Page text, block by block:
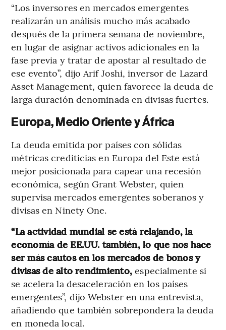
“Los inversores en mercados emergentes
realizarán un análisis mucho más acabado
después de la primera semana de noviembre,
en lugar de asignar activos adicionales en la
fase previa y tratar de apostar al resultado de
ese evento”, dijo Arif Joshi, inversor de Lazard
Asset Management, quien favorece la deuda de
larga duración denominada en divisas fuertes.
Europa, Medio Oriente y África
La deuda emitida por países con sólidas
métricas crediticias en Europa del Este está
mejor posicionada para capear una recesión
económica, según Grant Webster, quien
supervisa mercados emergentes soberanos y
divisas en Ninety One.
“La actividad mundial se está relajando, la
economía de EE.UU. también, lo que nos hace
ser más cautos en los mercados de bonos y
divisas de alto rendimiento,especialmente si
se acelera la desaceleración en los países
emergentes”, dijo Webster en una entrevista,
añadiendo que también sobrepondera la deuda
en moneda local.